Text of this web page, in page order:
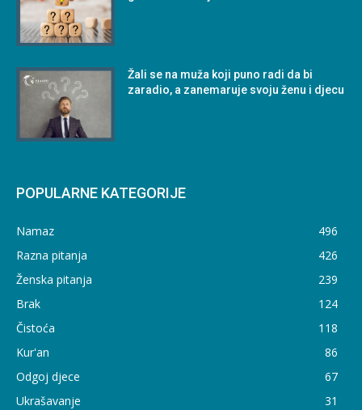
Žali se na muža koji puno radi da bi
zaradio, a zanemaruje svoju ženu i djecu
POPULARNE KATEGORIJE
Namaz
496
Razna pitanja
426
Ženska pitanja
239
Brak
124
Čistoća
118
Kur'an
86
Odgoj djece
67
Ukrašavanje
31